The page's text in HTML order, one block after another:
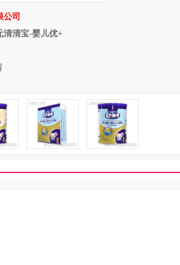
公司
清清宝-婴儿优+